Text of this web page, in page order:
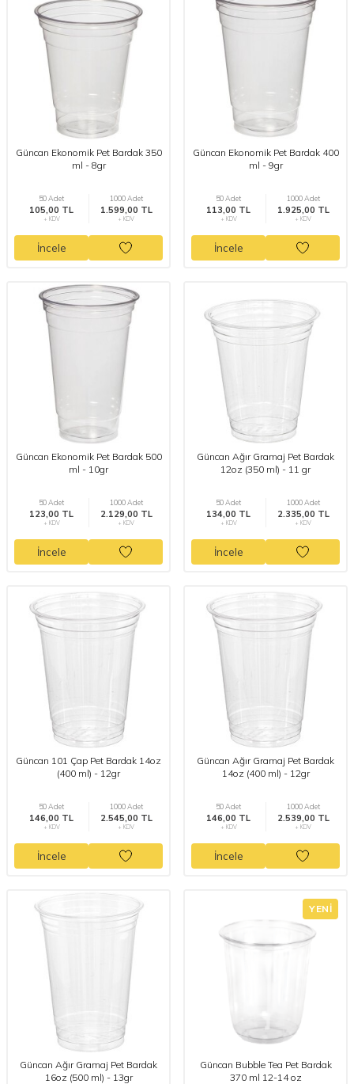
Güncan Ekonomik Pet Bardak 350
ml - 8gr
50 Adet
105,00 TL
+ KDV
1000 Adet
1.599,00 TL
+ KDV
İncele
Güncan Ekonomik Pet Bardak 400
ml - 9gr
50 Adet
113,00 TL
+ KDV
1000 Adet
1.925,00 TL
+ KDV
İncele
Güncan Ekonomik Pet Bardak 500
ml - 10gr
50 Adet
123,00 TL
+ KDV
1000 Adet
2.129,00 TL
+ KDV
İncele
Güncan Ağır Gramaj Pet Bardak
12oz (350 ml) - 11 gr
50 Adet
134,00 TL
+ KDV
1000 Adet
2.335,00 TL
+ KDV
İncele
Güncan 101 Çap Pet Bardak 14oz
(400 ml) - 12gr
50 Adet
146,00 TL
+ KDV
1000 Adet
2.545,00 TL
+ KDV
İncele
Güncan Ağır Gramaj Pet Bardak
14oz (400 ml) - 12gr
50 Adet
146,00 TL
+ KDV
1000 Adet
2.539,00 TL
+ KDV
İncele
Güncan Ağır Gramaj Pet Bardak
16oz (500 ml) - 13gr
YENI
Güncan Bubble Tea Pet Bardak
370 ml 12-14 oz